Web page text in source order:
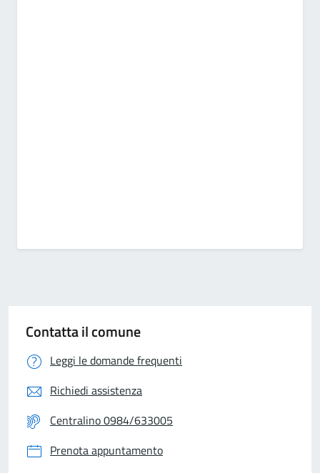
Contatta il comune
Leggi le domande frequenti
Richiedi assistenza
Centralino 0984/633005
Prenota appuntamento